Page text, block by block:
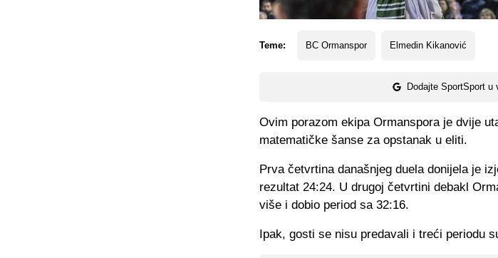
Teme: BC Ormanspor Elmedin Kikanović
Dodajte SportSport u
Ovim porazom ekipa Ormanspora je dvije
matematičke šanse za opstanak u eliti.
Prva četvrtina današnjeg duela donijela je
rezultat 24:24. U drugoj četvrtini debakl
više i dobio period sa 32:16.
Ipak, gosti se nisu predavali i treći periodu